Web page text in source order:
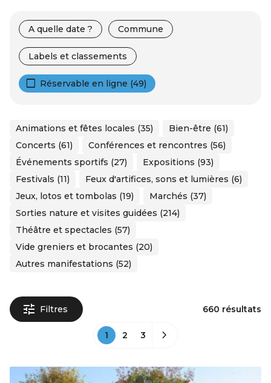
A quelle date ? Commune
Labels et classements
Réservable en ligne (49)
Animations et fêtes locales (35)
Bien-être (61)
Concerts (61)
Conférences et rencontres (56)
Événements sportifs (27)
Expositions (93)
Festivals (11)
Feux d'artifices, sons et lumières (6)
Jeux, lotos et tombolas (19)
Marchés (37)
Sorties nature et visites guidées (214)
Théâtre et spectacles (57)
Vide greniers et brocantes (20)
Autres manifestations (52)
Filtres 660 résultats
1 2 3